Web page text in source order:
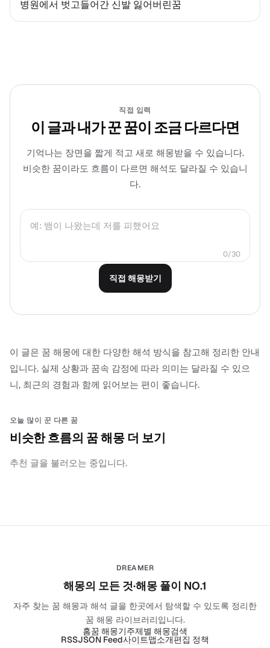
병원에서 벗고들어간 신발 잃어버린꿈
직접 입력
이 글과 내가 꾼 꿈이 조금 다르다면
기억나는 장면을 짧게 적고 새로 해몽받을 수 있습니다.
비슷한 꿈이라도 흐름이 다르면 해석도 달라질 수 있습니
다.
0/30
직접 해몽받기
이 글은 꿈 해몽에 대한 다양한 해석 방식을 참고해 정리한 안내
입니다. 실제 상황과 꿈속 감정에 따라 의미는 달라질 수 있으
니, 최근의 경험과 함께 읽어보는 편이 좋습니다.
오늘 많이 꾼 다른 꿈
비슷한 흐름의 꿈 해몽 더 보기
추천 글을 불러오는 중입니다.
DREAMER
해몽의 모든 것·해몽 풀이 NO.1
자주 찾는 꿈 해몽과 해석 글을 한곳에서 탐색할 수 있도록 정리한
꿈 해몽 라이브러리입니다.
홈꿈 해몽기주제별 해몽검색
RSSJSON Feed사이트맵소개편집 정책